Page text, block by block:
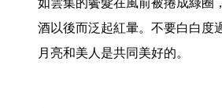
酒以後而泛起紅暈。不要白白度
月亮和美人是共同美好的。